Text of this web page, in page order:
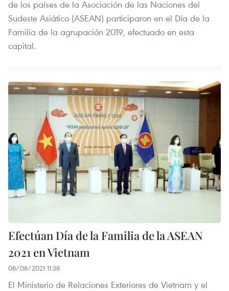
de los países de la Asociación de las Naciones del
Sudeste Asiático (ASEAN) participaron en el Día de la
Familia de la agrupación 2019, efectuado en esta
capital.
Efectúan Día de la Familia de la ASEAN
2021 en Vietnam
08/08/2021 11:38
El Ministerio de Relaciones Exteriores de Vietnam y el